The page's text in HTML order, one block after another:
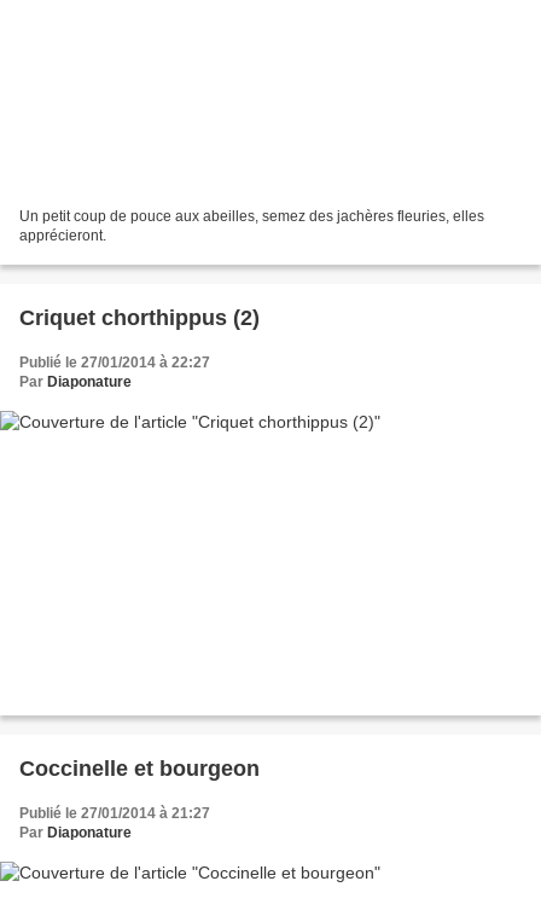
Un petit coup de pouce aux abeilles, semez des jachères fleuries, elles
apprécieront.
Criquet chorthippus (2)
Publié le 27/01/2014 à 22:27
Par Diaponature
Coccinelle et bourgeon
Publié le 27/01/2014 à 21:27
Par Diaponature